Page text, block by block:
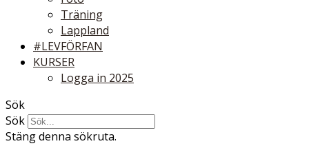
Träning
Lappland
#LEVFÖRFAN
KURSER
Logga in 2025
Sök
Sök
Stäng denna sökruta.